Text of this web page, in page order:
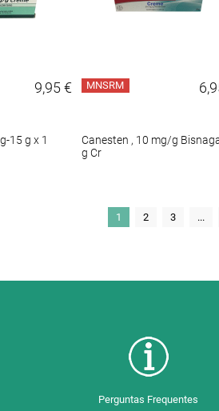
9,95 €
15 g x 1
MNSRM
Canesten , 10 mg/g
g Cr
1 2 3 ...
Perguntas Frequentes